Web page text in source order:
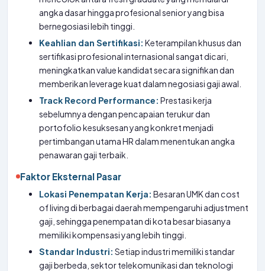
angka dasar hingga profesional senior yang bisa
bernegosiasi lebih tinggi.
Keahlian dan Sertifikasi: Keterampilan khusus dan
sertifikasi profesional internasional sangat dicari,
meningkatkan value kandidat secara signifikan dan
memberikan leverage kuat dalam negosiasi gaji awal.
Track Record Performance: Prestasi kerja
sebelumnya dengan pencapaian terukur dan
portofolio kesuksesan yang konkret menjadi
pertimbangan utama HR dalam menentukan angka
penawaran gaji terbaik.
Faktor Eksternal Pasar
Lokasi Penempatan Kerja: Besaran UMK dan cost
of living di berbagai daerah mempengaruhi adjustment
gaji, sehingga penempatan di kota besar biasanya
memiliki kompensasi yang lebih tinggi.
Standar Industri: Setiap industri memiliki standar
gaji berbeda, sektor telekomunikasi dan teknologi